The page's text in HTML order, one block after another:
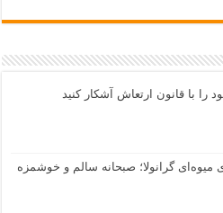
را با قانون ارتعاش آشکار کنید
میوه‌ای گرانولا؛ صبحانه سالم و خوشمزه